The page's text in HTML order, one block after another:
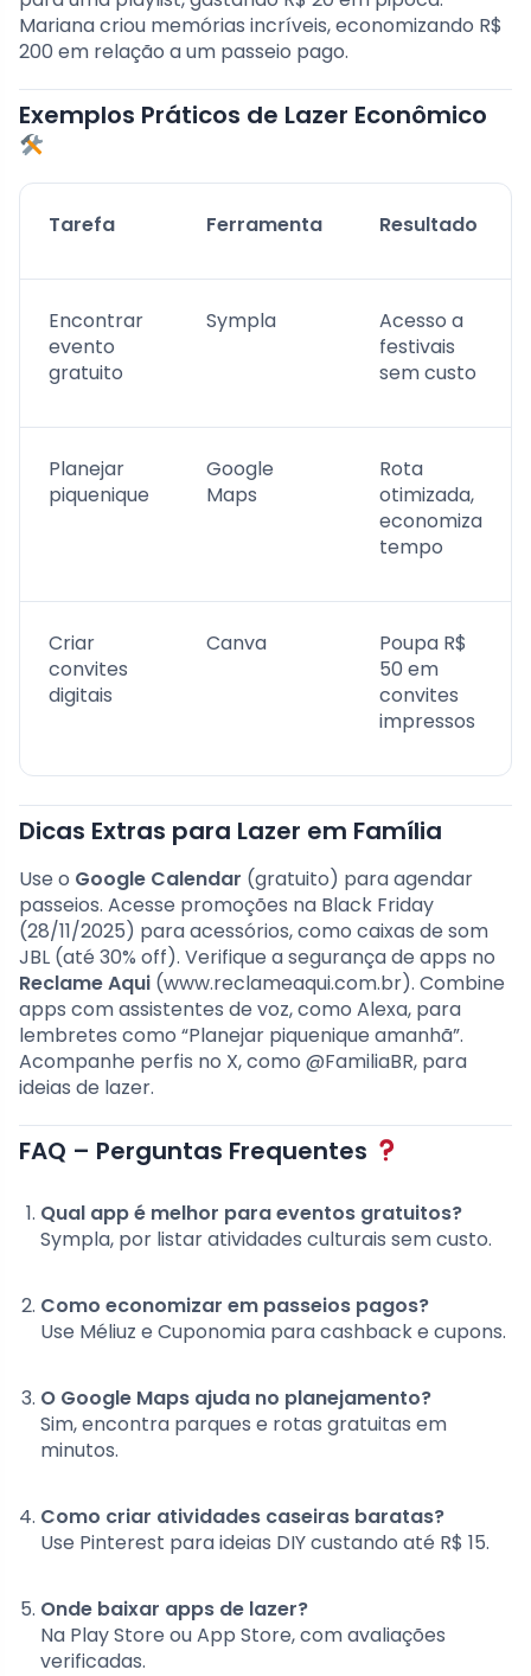
Mariana criou memórias incríveis, economizando R$
200 em relação a um passeio pago.
Exemplos Práticos de Lazer Econômico
Tarefa Ferramenta Resultado
Encontrar
evento
gratuito
Sympla
Acesso a
festivais
sem custo
Planejar
piquenique
Google
Maps
Rota
otimizada,
economiza
tempo
Criar
convites
digitais
Canva
Poupa R$
50 em
convites
impressos
Dicas Extras para Lazer em Família
Use o Google Calendar (gratuito) para agendar
passeios. Acesse promoções na Black Friday
(28/11/2025) para acessórios, como caixas de som
JBL (até 30% off). Verifique a segurança de apps no
Reclame Aqui (www.reclameaqui.com.br). Combine
apps com assistentes de voz, como Alexa, para
lembretes como “Planejar piquenique amanhã”.
Acompanhe perfis no X, como @FamiliaBR, para
ideias de lazer.
FAQ – Perguntas Frequentes
Qual app é melhor para eventos gratuitos?
Sympla, por listar atividades culturais sem custo.
Como economizar em passeios pagos?
Use Méliuz e Cuponomia para cashback e cupons.
O Google Maps ajuda no planejamento?
Sim, encontra parques e rotas gratuitas em
minutos.
Como criar atividades caseiras baratas?
Use Pinterest para ideias DIY custando até R$ 15.
Onde baixar apps de lazer?
Na Play Store ou App Store, com avaliações
verificadas.